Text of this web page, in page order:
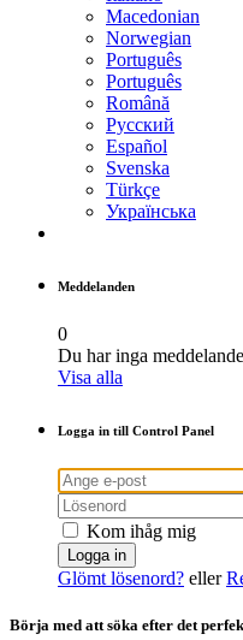
Macedonian
Norwegian
Português
Português
Română
Русский
Español
Svenska
Türkçe
Українська
Meddelanden
0
Du har inga
Visa alla
Logga in till Control Panel
Kom ihåg mig
Glömt lösenord? eller
Börja med att söka efter det